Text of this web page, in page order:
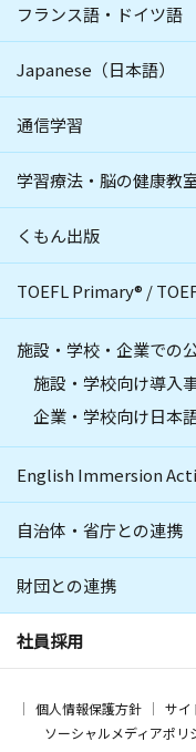
フランス語・ドイツ語
Japanese（日本語）
通信学習
学習療法・脳の健康教
くもん出版
TOEFL Primary® /
施設・学校・企業での
施設・学校向け導入
企業・学校向け日本
English Immersion
自治体・省庁との連携
財団との連携
社員採用
個人情報保護方針 サイ
ソーシャルメディアポリ